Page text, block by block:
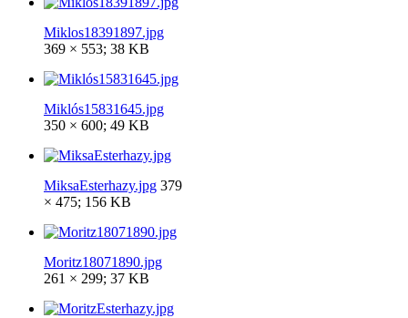
Miklos18391897.jpg
369 × 553; 38 KB
Miklós15831645.jpg
350 × 600; 49 KB
MiksaEsterhazy.jpg 379
× 475; 156 KB
Moritz18071890.jpg
261 × 299; 37 KB